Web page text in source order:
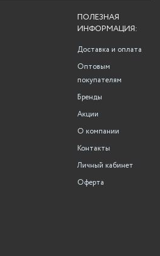
ПОЛЕЗНАЯ
ИНФОРМАЦИЯ:
Доставка и оплата
Оптовым
покупателям
Бренды
Акции
О компании
Контакты
Личный кабинет
Оферта